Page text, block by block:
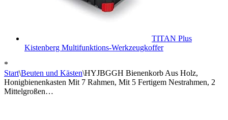
TITAN Plus
Kistenberg Multifunktions-Werkzeugkoffer
*
Start\Beuten und Kästen\HYJBGGH Bienenkorb Aus Holz,
Honigbienenkasten Mit 7 Rahmen, Mit 5 Fertigem Nestrahmen, 2
Mittelgroßen…